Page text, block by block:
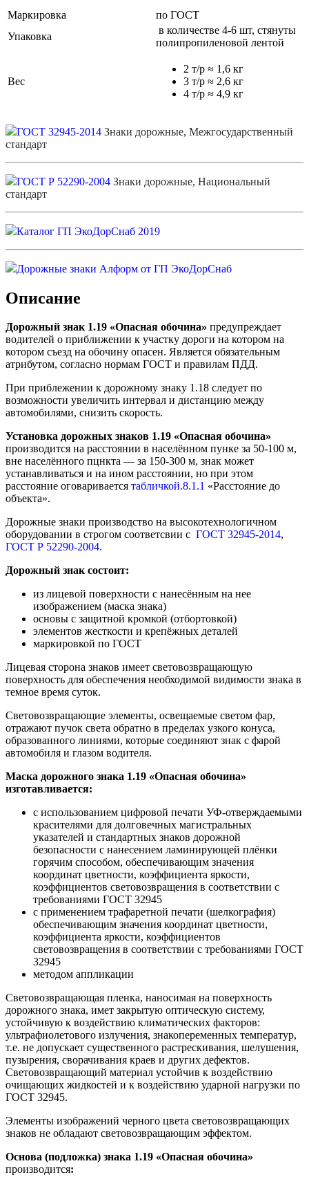
Маркировка
по ГОСТ
Упаковка
в количестве 4-6 шт, стянуты
полипропиленовой лентой
Вес
2 т/р ≈ 1,6 кг
3 т/р ≈ 2,6 кг
4 т/р ≈ 4,9 кг
ГОСТ 32945-2014 Знаки дорожные, Межгосударственный
стандарт
ГОСТ Р 52290-2004 Знаки дорожные, Национальный
стандарт
Каталог ГП ЭкоДорСнаб 2019
Дорожные знаки Алформ от ГП ЭкоДорСнаб
Описание
Дорожный знак 1.19 «Опасная обочина» предупреждает
водителей о приближении к участку дороги на котором на
котором съезд на обочину опасен. Является обязательным
атрибутом, согласно нормам ГОСТ и правилам ПДД.
При приблежении к дорожному знаку 1.18 следует по
возможности увеличить интервал и дистанцию между
автомобилями, снизить скорость.
Установка дорожных знаков 1.19 «Опасная обочина»
производится на расстоянии в населённом пунке за 50-100 м,
вне населённого пцнкта — за 150-300 м, знак может
устанавливаться и на ином расстоянии, но при этом
расстояние оговаривается табличкой.8.1.1 «Расстояние до
объекта».
Дорожные знаки производство на высокотехнологичном
оборудовании в строгом соответсвии с ГОСТ 32945-2014,
ГОСТ Р 52290-2004.
Дорожный знак состоит:
из лицевой поверхности с нанесённым на нее
изображением (маска знака)
основы с защитной кромкой (отбортовкой)
элементов жесткости и крепёжных деталей
маркировкой по ГОСТ
Лицевая сторона знаков имеет световозвращающую
поверхность для обеспечения необходимой видимости знака в
темное время суток.
Световозвращающие элементы, освещаемые светом фар,
отражают пучок света обратно в пределах узкого конуса,
образованного линиями, которые соединяют знак с фарой
автомобиля и глазом водителя.
Маска дорожного знака 1.19 «Опасная обочина»
изготавливается:
с использованием цифровой печати УФ-отверждаемыми
красителями для долговечных магистральных
указателей и стандартных знаков дорожной
безопасности с нанесением ламинирующей плёнки
горячим способом, обеспечивающим значения
координат цветности, коэффициента яркости,
коэффициентов световозвращения в соответствии с
требованиями ГОСТ 32945
с применением трафаретной печати (шелкография)
обеспечивающим значения координат цветности,
коэффициента яркости, коэффициентов
световозвращения в соответствии с требованиями ГОСТ
32945
методом аппликации
Световозвращающая пленка, наносимая на поверхность
дорожного знака, имет закрытую оптическую систему,
устойчивую к воздействию климатических факторов:
ультрафиолетового излучения, знакопеременных температур,
т.е. не допускает существенного растрескивания, шелушения,
пузырения, сворачивания краев и других дефектов.
Световозвращающий материал устойчив к воздействию
очищающих жидкостей и к воздействию ударной нагрузки по
ГОСТ 32945.
Элементы изображений черного цвета световозвращающих
знаков не обладают световозвращающим эффектом.
Основа (подложка) знака 1.19 «Опасная обочина»
производится: